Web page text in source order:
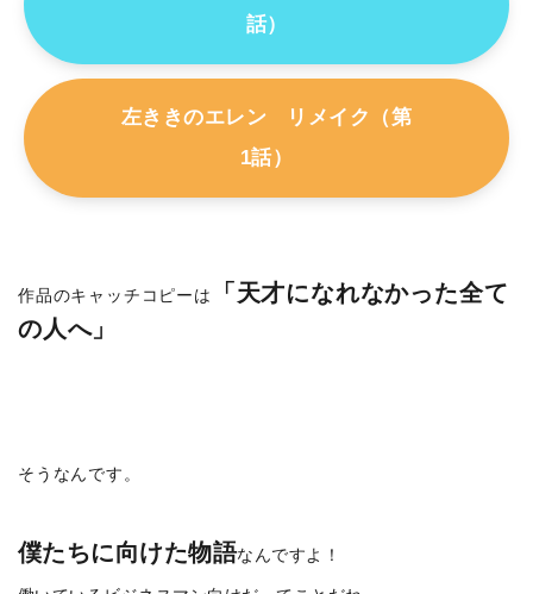
話）
左ききのエレン リメイク（第
1話）
作品のキャッチコピーは
「天才になれなかった全て
の人へ」
そうなんです。
僕たちに向けた物語なんですよ！